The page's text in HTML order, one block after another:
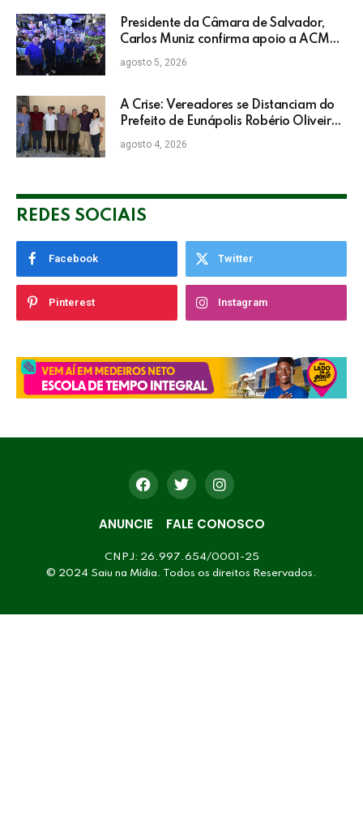
Presidente da Câmara de Salvador,
Carlos Muniz confirma apoio a ACM
Neto: “Irei lutar voto a voto na sua
campanha”
agosto 5, 2026
A Crise: Vereadores se Distanciam do
Prefeito de Eunápolis Robério Oliveira
nas Eleições
agosto 4, 2026
REDES SOCIAIS
Facebook Twitter
Pinterest Instagram
ANUNCIE FALE CONOSCO
CNPJ: 26.997.654/0001-25
© 2024 Saiu na Mídia. Todos os direitos Reservados.